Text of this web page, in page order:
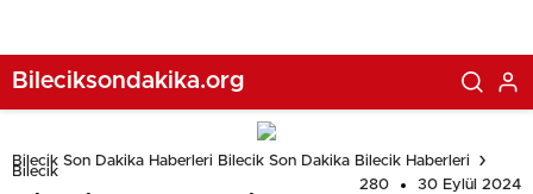
Bileciksondakika.org
Bilecik Son Dakika Haberleri Bilecik Son Dakika Bilecik Haberleri
Bilecik
280
30 Eylül 2024